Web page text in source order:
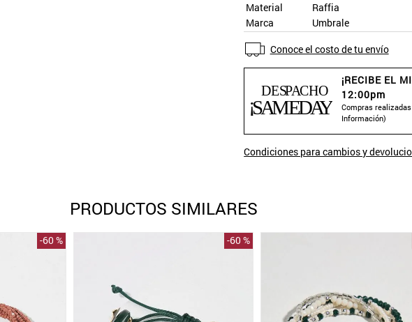
Material
Raffia
Marca
Umbrale
Conoce el costo de tu envío
¡RECIBE EL
12:00pm
Compras
Información)
Condiciones para cambios y
PRODUCTOS SIMILARES
-60 % -60 %